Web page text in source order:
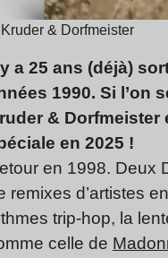
& Dorfmeister
a 25 ans (déjà)
1990. Si l’on
& Dorfmeister
en 2025 !
en 1998. Deux
remixes d’artistes
trip-hop, la
celle de